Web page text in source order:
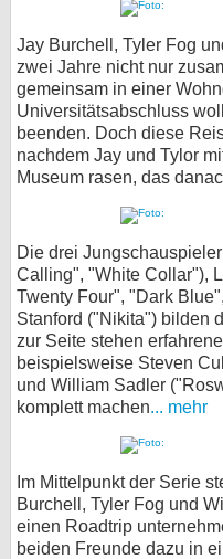
Jay Burchell, Tyler Fog
zwei Jahre nicht nur
gemeinsam in einer
Universitätsabschluss
beenden. Doch diese
nachdem Jay und Tylor
Museum rasen, das
Die drei
Calling", "White Collar"),
Twenty Four", "Dark
Stanford ("Nikita") bilden
zur Seite stehen
beispielsweise Steven
und William Sadler
komplett machen... mehr
Im Mittelpunkt der Serie
Burchell, Tyler Fog und
einen Roadtrip
beiden Freunde dazu in